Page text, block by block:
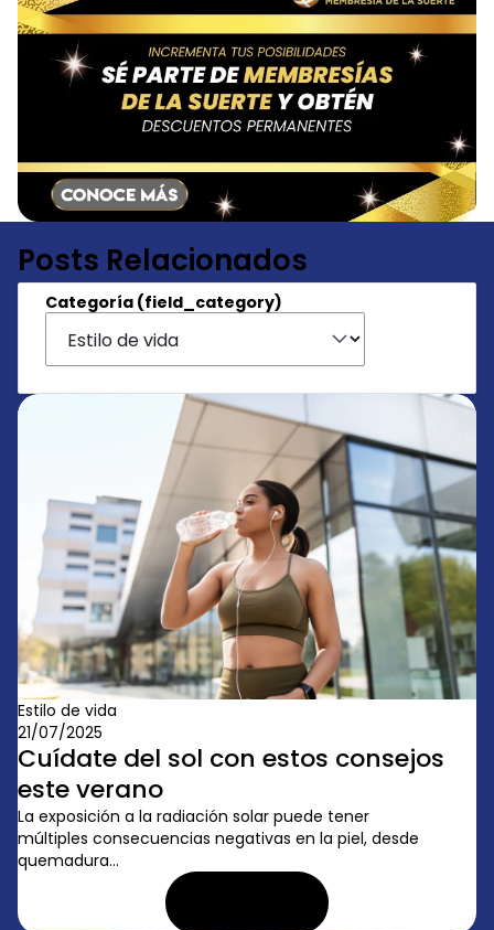
Posts Relacionados
Categoría (field_category)
Estilo de vida
21/07/2025
Cuídate del sol con estos consejos
este verano
La exposición a la radiación solar puede tener
múltiples consecuencias negativas en la piel, desde
quemadura...